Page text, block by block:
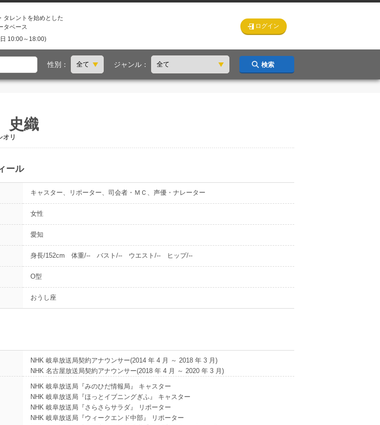
タレントを始めとした
タベース
10:00～18:00)
ログイン
性別： ジャンル： 検索
史織
リ
ール
キャスター、リポーター、司会者・ＭＣ、声優・ナレーター
女性
愛知
身長/152cm 体重/-- バスト/-- ウエスト/-- ヒップ/--
O型
おうし座
NHK 岐阜放送局契約アナウンサー(2014 年 4 月 ～ 2018 年 3 月)
NHK 名古屋放送局契約アナウンサー(2018 年 4 月 ～ 2020 年 3 月)
NHK 岐阜放送局『みのひだ情報局』 キャスター
NHK 岐阜放送局『ほっとイブニングぎふ』 キャスター
NHK 岐阜放送局『さらさらサラダ』 リポーター
NHK 岐阜放送局『ウィークエンド中部』 リポーター